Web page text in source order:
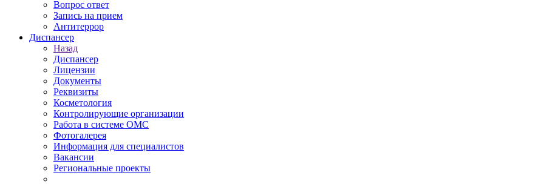
Вопрос ответ
Запись на прием
Антитеррор
Диспансер
Назад
Диспансер
Лицензии
Документы
Реквизиты
Косметология
Контролирующие организации
Работа в системе ОМС
Фотогалерея
Информация для специалистов
Вакансии
Региональные проекты